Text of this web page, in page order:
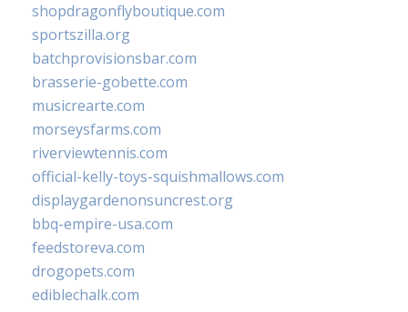
shopdragonflyboutique.com
sportszilla.org
batchprovisionsbar.com
brasserie-gobette.com
musicrearte.com
morseysfarms.com
riverviewtennis.com
official-kelly-toys-squishmallows.com
displaygardenonsuncrest.org
bbq-empire-usa.com
feedstoreva.com
drogopets.com
ediblechalk.com